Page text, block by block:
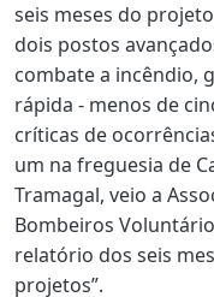
seis meses do
dois postos
combate a incêndio,
rápida - menos de
críticas de
um na freguesia de
Tramagal, veio a
Bombeiros
relatório dos seis
projetos”.